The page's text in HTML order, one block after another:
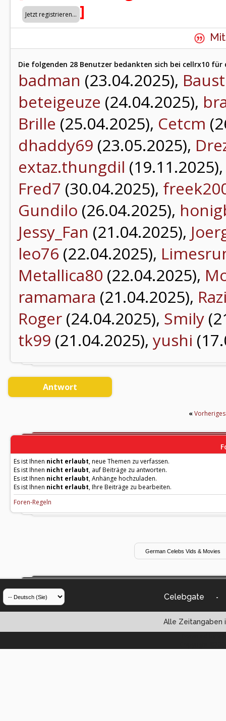
]
Die folgenden 28 Benutzer bedankten sich bei cellrx10 für
badman (23.04.2025),
beteigeuze (24.04.2025),
Brille (25.04.2025), Cetcm
dhaddy69 (23.05.2025),
extaz.thungdil
Fred7 (30.04.2025),
Gundilo (26.04.2025),
Jessy_Fan (21.04.2025),
leo76 (22.04.2025),
Metallica80 (22.04.2025),
ramamara (21.04.2025),
Roger (24.04.2025), Smily
tk99 (21.04.2025), yushi
Antwort
«
Es ist Ihnen nicht erlaubt, neue Themen zu verfassen.
Es ist Ihnen nicht erlaubt, auf Beiträge zu antworten.
Es ist Ihnen nicht erlaubt, Anhänge hochzuladen.
Es ist Ihnen nicht erlaubt, Ihre Beiträge zu bearbeiten.
Foren-Regeln
Celebgate -
Alle Zeitangaben